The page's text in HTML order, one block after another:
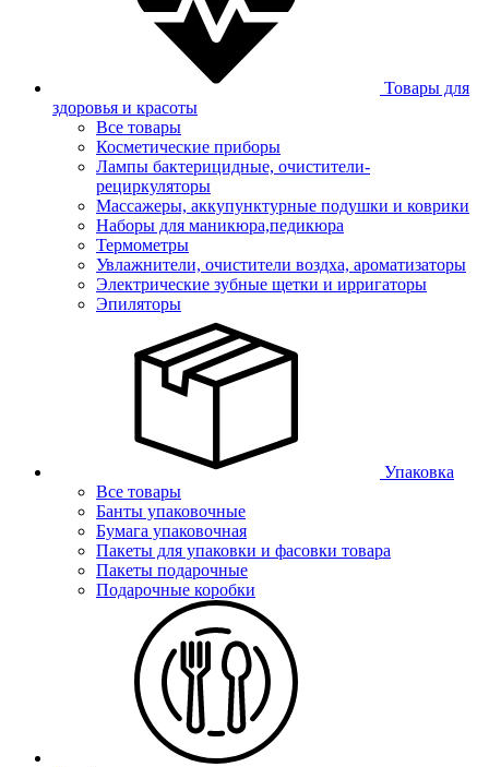
Товары для
здоровья и красоты
Все товары
Косметические приборы
Лампы бактерицидные, очистители-
рециркуляторы
Массажеры, аккупунктурные подушки и коврики
Наборы для маникюра,педикюра
Термометры
Увлажнители, очистители воздха, ароматизаторы
Электрические зубные щетки и ирригаторы
Эпиляторы
Упаковка
Все товары
Банты упаковочные
Бумага упаковочная
Пакеты для упаковки и фасовки товара
Пакеты подарочные
Подарочные коробки